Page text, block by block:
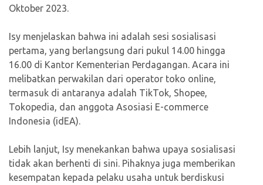
Oktober 2023.
Isy menjelaskan bahwa ini adalah sesi sosialisasi
pertama, yang berlangsung dari pukul 14.00 hingga
16.00 di Kantor Kementerian Perdagangan. Acara ini
melibatkan perwakilan dari operator toko online,
termasuk di antaranya adalah TikTok, Shopee,
Tokopedia, dan anggota Asosiasi E-commerce
Indonesia (idEA).
Lebih lanjut, Isy menekankan bahwa upaya sosialisasi
tidak akan berhenti di sini. Pihaknya juga memberikan
kesempatan kepada pelaku usaha untuk berdiskusi